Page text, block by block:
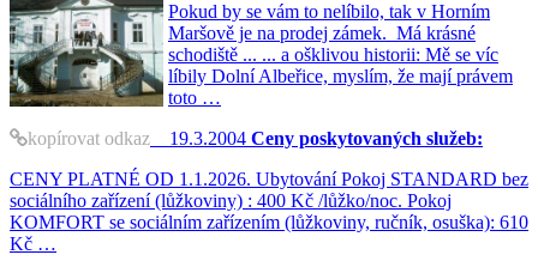
Pokud by se vám to nelíbilo, tak v Horním
Maršově je na prodej zámek. Má krásné
schodiště ... ... a ošklivou historii: Mě se víc
líbily Dolní Albeřice, myslím, že mají právem
toto …
kopírovat odkaz 19.3.2004 Ceny poskytovaných služeb:
CENY PLATNÉ OD 1.1.2026. Ubytování Pokoj STANDARD bez
sociálního zařízení (lůžkoviny) : 400 Kč /lůžko/noc. Pokoj
KOMFORT se sociálním zařízením (lůžkoviny, ručník, osuška): 610
Kč …